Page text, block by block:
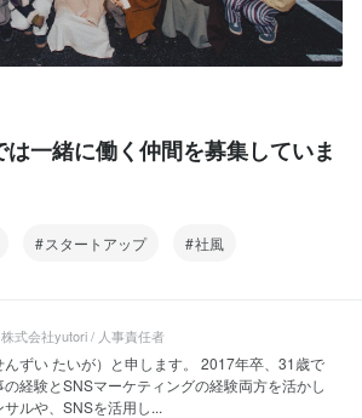
一緒に働く仲間を募集していま
スタートアップ 社風
株式会社yutori / 人事責任者
んずい たいが）と申します。 2017年卒、31歳で
経験とSNSマーケティングの経験両方を活かし
ルや、SNSを活用し...